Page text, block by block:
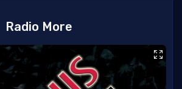
Radio More